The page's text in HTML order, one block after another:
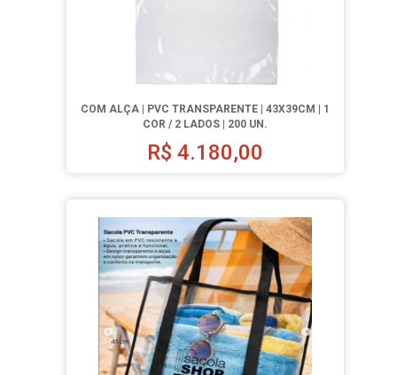
COM ALÇA | PVC TRANSPARENTE | 43X39CM | 1
COR / 2 LADOS | 200 UN.
R$ 4.180,00